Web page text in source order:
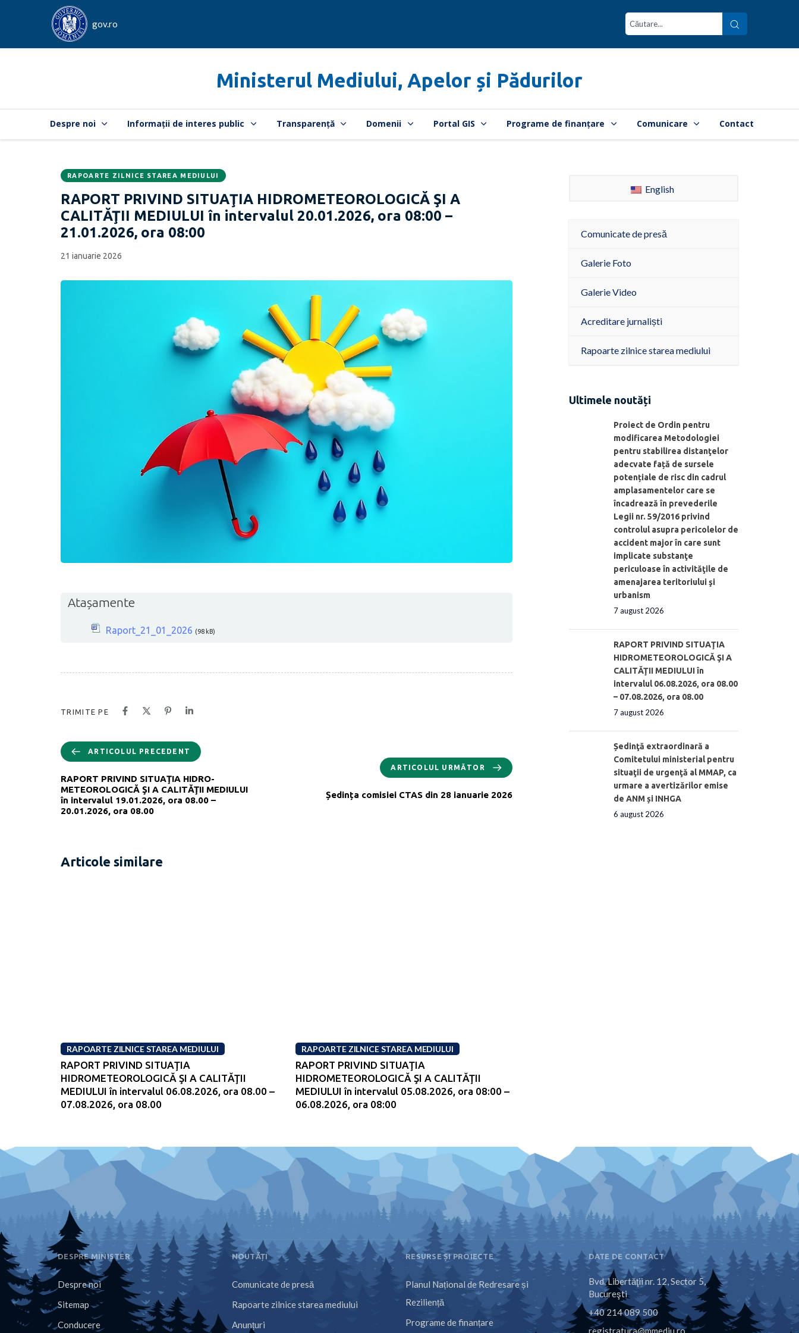
gov.ro
Ministerul Mediului, Apelor și Pădurilor
Despre noi Informații de interes public Transparență Domenii Portal GIS Programe de finanțare Comunicare Contact
CATEGORIA:
RAPOARTE ZILNICE STAREA MEDIULUI
RAPORT PRIVIND SITUAŢIA HIDROMETEOROLOGICĂ ŞI A
CALITĂŢII MEDIULUI în intervalul 20.01.2026, ora 08:00 –
21.01.2026, ora 08:00
Data
publicării:
21 ianuarie 2026
Atașamente
Raport_21_01_2026 (98 kB)
TRIMITE PE
ARTICOLUL PRECEDENT
RAPORT PRIVIND SITUAŢIA HIDRO-
METEOROLOGICĂ ŞI A CALITĂŢII MEDIULUI
în intervalul 19.01.2026, ora 08.00 –
20.01.2026, ora 08.00
ARTICOLUL URMĂTOR
Ședința comisiei CTAS din 28 ianuarie 2026
Articole similare
RAPOARTE ZILNICE STAREA MEDIULUI
RAPORT PRIVIND SITUAŢIA
HIDROMETEOROLOGICĂ ŞI A CALITĂŢII
MEDIULUI în intervalul 06.08.2026, ora 08.00 –
07.08.2026, ora 08.00
RAPOARTE ZILNICE STAREA MEDIULUI
RAPORT PRIVIND SITUAŢIA
HIDROMETEOROLOGICĂ ŞI A CALITĂŢII
MEDIULUI în intervalul 05.08.2026, ora 08:00 –
06.08.2026, ora 08:00
English
Comunicate de presă
Galerie Foto
Galerie Video
Acreditare jurnaliști
Rapoarte zilnice starea mediului
Ultimele noutăți
Proiect de Ordin pentru
modificarea Metodologiei
pentru stabilirea distanţelor
adecvate față de sursele
potențiale de risc din cadrul
amplasamentelor care se
încadrează în prevederile
Legii nr. 59/2016 privind
controlul asupra pericolelor de
accident major în care sunt
implicate substanţe
periculoase în activităţile de
amenajarea teritoriului şi
urbanism
7 august 2026
RAPORT PRIVIND SITUAŢIA
HIDROMETEOROLOGICĂ ŞI A
CALITĂŢII MEDIULUI în
intervalul 06.08.2026, ora 08.00
– 07.08.2026, ora 08.00
7 august 2026
Ședinţă extraordinară a
Comitetului ministerial pentru
situaţii de urgenţă al MMAP, ca
urmare a avertizărilor emise
de ANM și INHGA
6 august 2026
DESPRE MINISTER
Despre noi
Sitemap
Conducere
NOUTĂȚI
Comunicate de presă
Rapoarte zilnice starea mediului
Anunțuri
RESURSE ȘI PROIECTE
Planul Național de Redresare și
Reziliență
Programe de finanțare
DATE DE CONTACT
Bvd. Libertăţii nr. 12, Sector 5,
Bucureşti
+40 214 089 500
registratura@mmediu.ro